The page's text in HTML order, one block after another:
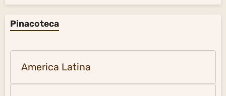
Pinacoteca
America Latina